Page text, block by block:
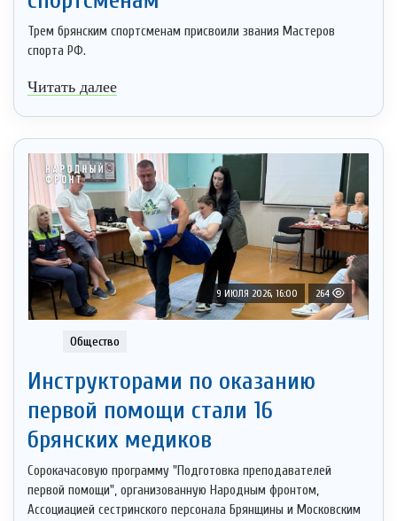
Трем брянским спортсменам присвоили звания Мастеров
спорта РФ.
Читать далее
9 ИЮЛЯ 2026, 16:00 264
Общество
Инструкторами по оказанию
первой помощи стали 16
брянских медиков
Сорокачасовую программу "Подготовка преподавателей
первой помощи", организованную Народным фронтом,
Ассоциацией сестринского персонала Брянщины и Московским